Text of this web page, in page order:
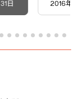
日 2016年